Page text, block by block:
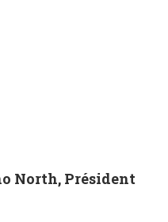
North, Président